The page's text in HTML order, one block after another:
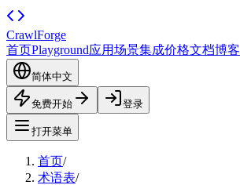
CrawlForge
首页Playground应用场景集成价格文档博客
简体中文
免费开始 登录
打开菜单
首页/
术语表/